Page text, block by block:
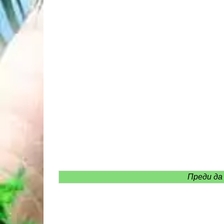
Преди да